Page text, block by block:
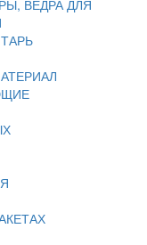
ВЕДРА ДЛЯ